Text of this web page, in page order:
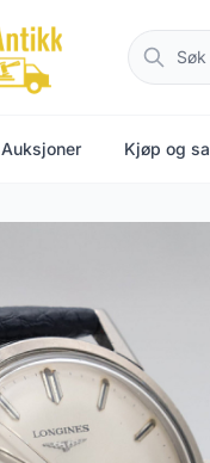
Auksjoner Kjøp og